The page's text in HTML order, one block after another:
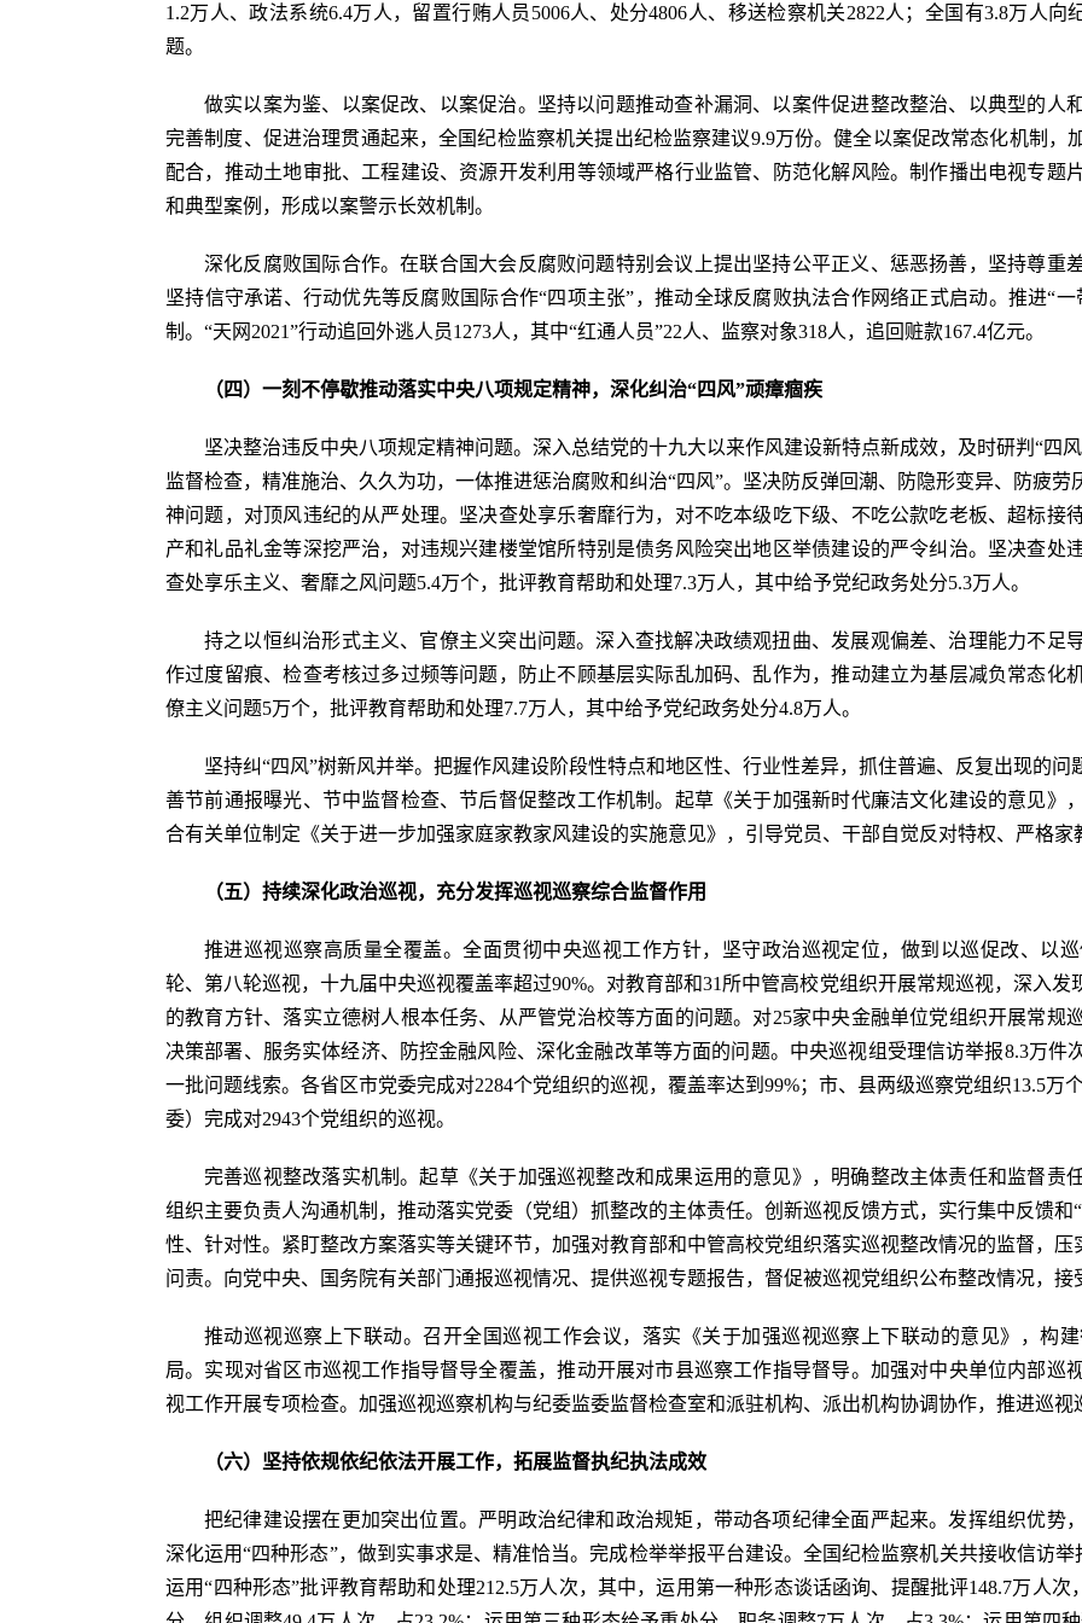
1.2万人、政法系统6.4万人，留置行贿人员5006人、处分4806人、移送检察机关2822人；全国有3.8万人
题。
做实以案为鉴、以案促改、以案促治。坚持以问题推动查补漏洞、以案件促进整改整治、以典型的人
完善制度、促进治理贯通起来，全国纪检监察机关提出纪检监察建议9.9万份。健全以案促改常态化机制，
配合，推动土地审批、工程建设、资源开发利用等领域严格行业监管、防范化解风险。制作播出电视专题
和典型案例，形成以案警示长效机制。
深化反腐败国际合作。在联合国大会反腐败问题特别会议上提出坚持公平正义、惩恶扬善，坚持尊重
坚持信守承诺、行动优先等反腐败国际合作“四项主张”，推动全球反腐败执法合作网络正式启动。推进“
制。“天网2021”行动追回外逃人员1273人，其中“红通人员”22人、监察对象318人，追回赃款167.4亿元。
（四）一刻不停歇推动落实中央八项规定精神，深化纠治“四风”顽瘴痼疾
坚决整治违反中央八项规定精神问题。深入总结党的十九大以来作风建设新特点新成效，及时研判“四
监督检查，精准施治、久久为功，一体推进惩治腐败和纠治“四风”。坚决防反弹回潮、防隐形变异、防疲
神问题，对顶风违纪的从严处理。坚决查处享乐奢靡行为，对不吃本级吃下级、不吃公款吃老板、超标接
产和礼品礼金等深挖严治，对违规兴建楼堂馆所特别是债务风险突出地区举债建设的严令纠治。坚决查处
查处享乐主义、奢靡之风问题5.4万个，批评教育帮助和处理7.3万人，其中给予党纪政务处分5.3万人。
持之以恒纠治形式主义、官僚主义突出问题。深入查找解决政绩观扭曲、发展观偏差、治理能力不足
作过度留痕、检查考核过多过频等问题，防止不顾基层实际乱加码、乱作为，推动建立为基层减负常态化
僚主义问题5万个，批评教育帮助和处理7.7万人，其中给予党纪政务处分4.8万人。
坚持纠“四风”树新风并举。把握作风建设阶段性特点和地区性、行业性差异，抓住普遍、反复出现的
善节前通报曝光、节中监督检查、节后督促整改工作机制。起草《关于加强新时代廉洁文化建设的意见》
合有关单位制定《关于进一步加强家庭家教家风建设的实施意见》，引导党员、干部自觉反对特权、严格家
（五）持续深化政治巡视，充分发挥巡视巡察综合监督作用
推进巡视巡察高质量全覆盖。全面贯彻中央巡视工作方针，坚守政治巡视定位，做到以巡促改、以
轮、第八轮巡视，十九届中央巡视覆盖率超过90%。对教育部和31所中管高校党组织开展常规巡视，深入
的教育方针、落实立德树人根本任务、从严管党治校等方面的问题。对25家中央金融单位党组织开展常规
决策部署、服务实体经济、防控金融风险、深化金融改革等方面的问题。中央巡视组受理信访举报8.3万件
一批问题线索。各省区市党委完成对2284个党组织的巡视，覆盖率达到99%；市、县两级巡察党组织13.5万
委）完成对2943个党组织的巡视。
完善巡视整改落实机制。起草《关于加强巡视整改和成果运用的意见》，明确整改主体责任和监督责
组织主要负责人沟通机制，推动落实党委（党组）抓整改的主体责任。创新巡视反馈方式，实行集中反馈
性、针对性。紧盯整改方案落实等关键环节，加强对教育部和中管高校党组织落实巡视整改情况的监督，
问责。向党中央、国务院有关部门通报巡视情况、提供巡视专题报告，督促被巡视党组织公布整改情况，接
推动巡视巡察上下联动。召开全国巡视工作会议，落实《关于加强巡视巡察上下联动的意见》，构
局。实现对省区市巡视工作指导督导全覆盖，推动开展对市县巡察工作指导督导。加强对中央单位内部巡
视工作开展专项检查。加强巡视巡察机构与纪委监委监督检查室和派驻机构、派出机构协调协作，推进巡视
（六）坚持依规依纪依法开展工作，拓展监督执纪执法成效
把纪律建设摆在更加突出位置。严明政治纪律和政治规矩，带动各项纪律全面严起来。发挥组织优势
深化运用“四种形态”，做到实事求是、精准恰当。完成检举举报平台建设。全国纪检监察机关共接收信访
运用“四种形态”批评教育帮助和处理212.5万人次，其中，运用第一种形态谈话函询、提醒批评148.7万人